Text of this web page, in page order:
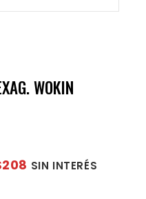
WOKIN
SIN INTERÉS